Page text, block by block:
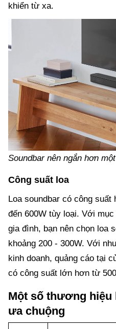
khiển từ xa.
Soundbar nên ngắn hơn
Công suất loa
Loa soundbar có công suất
đến 600W tùy loại. Với
gia đình, bạn nên chọn loa
khoảng 200 - 300W. Với
kinh doanh, quảng cáo tại
có công suất lớn hơn từ
Một số thương
ưa chuộng